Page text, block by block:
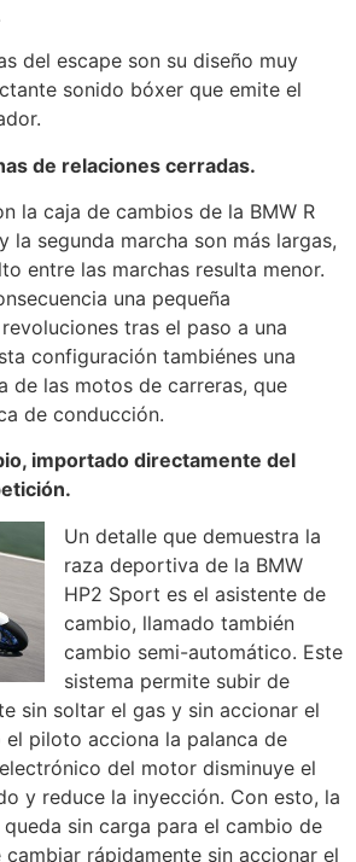
del escape son su diseño muy
sonido bóxer que emite el
de relaciones cerradas.
la caja de cambios de la BMW R
la segunda marcha son más largas,
entre las marchas resulta menor.
una pequeña
tras el paso a una
configuración tambiénes una
de las motos de carreras, que
de conducción.
importado directamente del
Un detalle que demuestra la
raza deportiva de la BMW
HP2 Sport es el asistente de
cambio, llamado también
cambio semi-automático. Este
sistema permite subir de
sin soltar el gas y sin accionar el
el piloto acciona la palanca de
del motor disminuye el
y reduce la inyección. Con esto, la
sin carga para el cambio de
cambiar rápidamente sin accionar el